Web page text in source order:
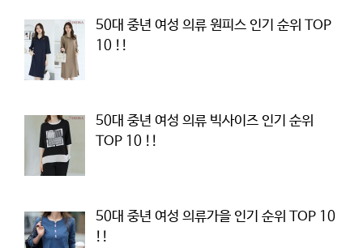
50대 중년 여성 의류 원피스 인기 순위 TOP
10 !!
50대 중년 여성 의류 빅사이즈 인기 순위
TOP 10 !!
50대 중년 여성 의류가을 인기 순위 TOP 10
!!